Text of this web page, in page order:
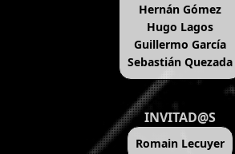
Hernán Gómez
Hugo Lagos
Guillermo García
Sebastián Quezada
INVITAD@S
Romain Lecuyer